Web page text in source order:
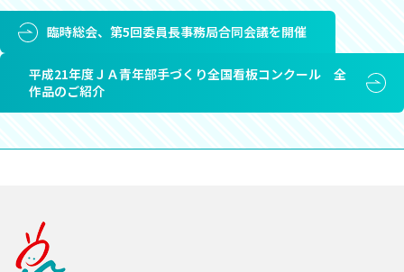
臨時総会、第5回委員長事務局合同会議を開催
平成21年度ＪＡ青年部手づくり全国看板コンクール 全
作品のご紹介